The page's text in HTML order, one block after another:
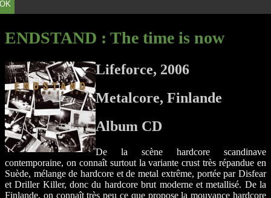
OK
ENDSTAND : The time is now
Lifeforce, 2006
Metalcore, Finlande
Album CD
De la scène hardcore scandinave
contemporaine, on connaît surtout la variante crust très répandue en
Suède, mélange de hardcore et de metal extrême, portée par Disfear
et Driller Killer, donc du hardcore brut moderne et metallisé. De la
Finlande, on connaît très peu ce que propose la mouvance hardcore